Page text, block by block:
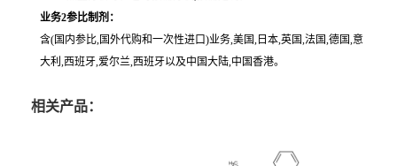
业务2参比制剂：
含(国内参比,国外代购和一次性进口)业务,美国,日本,英国,法国,德国,意
大利,西班牙,爱尔兰,西班牙以及中国大陆,中国香港。
相关产品：